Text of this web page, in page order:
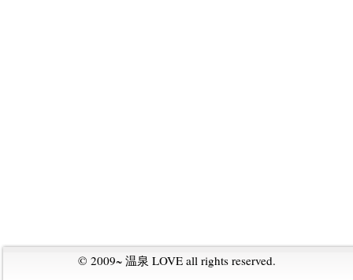
© 2009~ 温泉 LOVEall rights reserved.